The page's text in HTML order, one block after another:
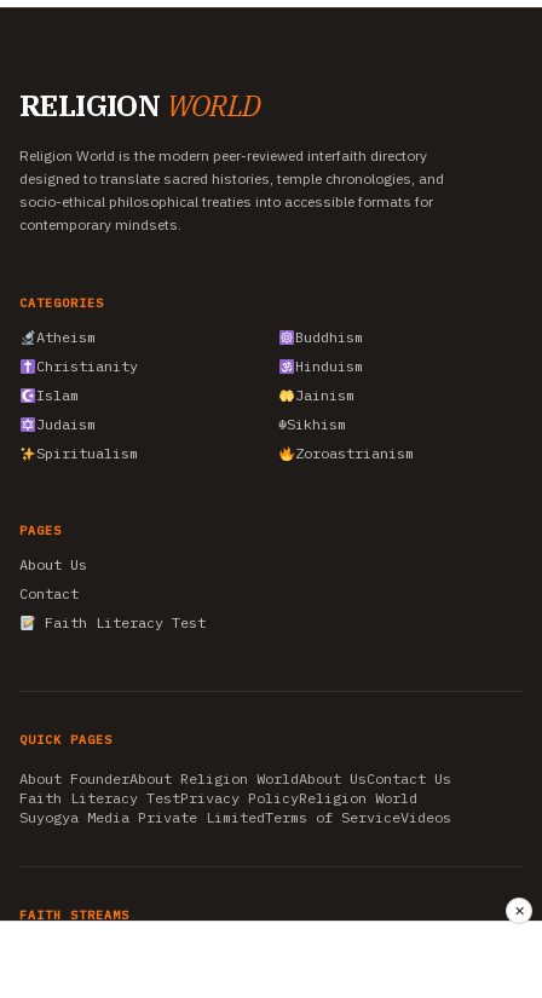
RELIGION WORLD
Religion World is the modern peer-reviewed interfaith directory
designed to translate sacred histories, temple chronologies, and
socio-ethical philosophical treaties into accessible formats for
contemporary mindsets.
CATEGORIES
Atheism
Buddhism
Christianity
Hinduism
Islam
Jainism
Judaism
☬Sikhism
Spiritualism
Zoroastrianism
PAGES
About Us
Contact
Faith Literacy Test
QUICK PAGES
About FounderAbout Religion WorldAbout UsContact Us
Faith Literacy TestPrivacy PolicyReligion World
Suyogya Media Private LimitedTerms of ServiceVideos
FAITH STREAMS ✕